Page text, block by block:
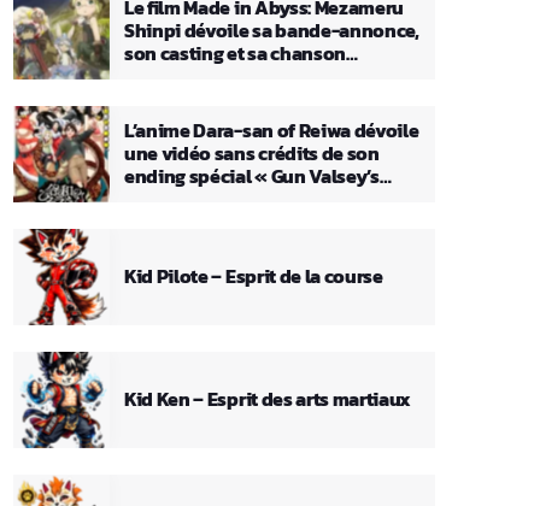
Le film Made in Abyss: Mezameru
Shinpi dévoile sa bande-annonce,
son casting et sa chanson
L’anime Dara-san of Reiwa dévoile
une vidéo sans crédits de son
ending spécial « Gun Valsey’s
Kid Pilote – Esprit de la course
Kid Ken – Esprit des arts martiaux